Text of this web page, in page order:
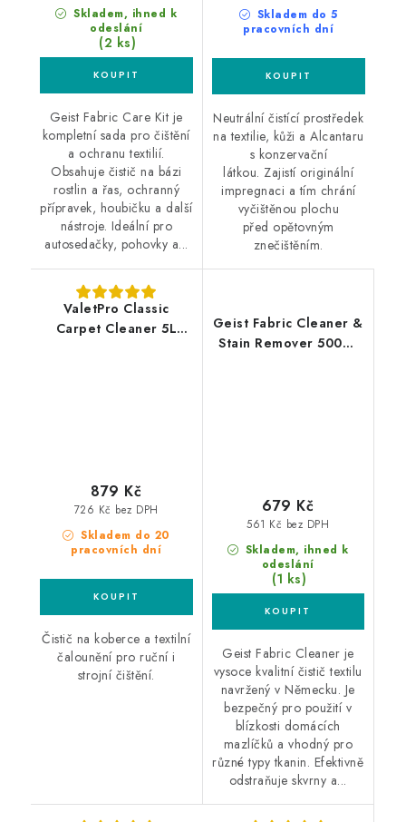
Skladem, ihned k
odeslání
(2 ks)
Geist Fabric Care Kit je
kompletní sada pro čištění
a ochranu textilií.
Obsahuje čistič na bázi
rostlin a řas, ochranný
přípravek, houbičku a další
nástroje. Ideální pro
autosedačky, pohovky a...
Skladem do 5
pracovních dní
Neutrální čistící prostředek
na textilie, kůži a Alcantaru
s konzervační
látkou. Zajistí originální
impregnaci a tím chrání
vyčištěnou plochu
před opětovným
znečištěním.
ValetPro Classic
Carpet Cleaner 5L
Skladem do 20
pracovních dní
726 Kč bez DPH
879 Kč
Čistič na koberce a textilní
čalounění pro ruční i
strojní čištění.
Geist Fabric Cleaner &
Stain Remover 500ml
Skladem, ihned k
odeslání
(1 ks)
561 Kč bez DPH
679 Kč
Geist Fabric Cleaner je
vysoce kvalitní čistič textilu
navržený v Německu. Je
bezpečný pro použití v
blízkosti domácích
mazlíčků a vhodný pro
různé typy tkanin. Efektivně
odstraňuje skvrny a...